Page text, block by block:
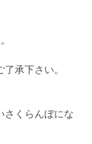
承下さい。
さくらんぼにな